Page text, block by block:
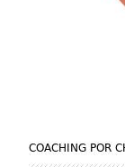
COACHING POR